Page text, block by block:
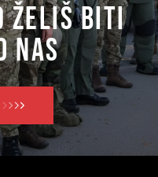
ŽELIŠ BITI
NAS